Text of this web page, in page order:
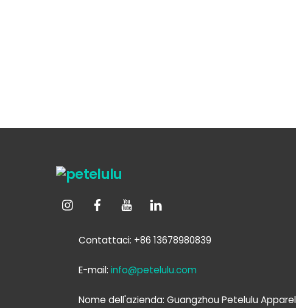
Contattaci: +86 13678980839
E-mail:info@petelulu.com
Nome dell'azienda: Guangzhou Petelulu Apparel